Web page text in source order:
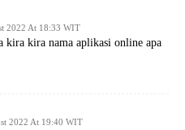
2022 At 18:33 WIT
kira kira nama aplikasi online apa
2022 At 19:40 WIT